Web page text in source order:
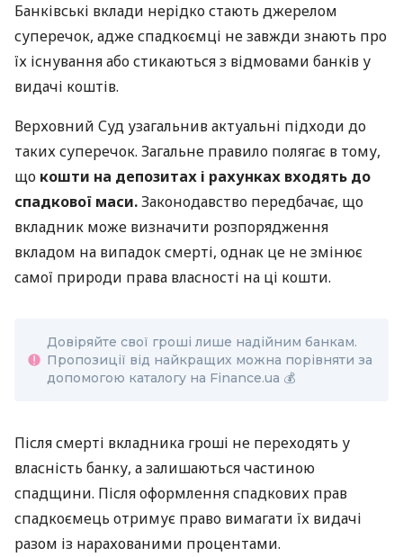
Банківські вклади нерідко стають джерелом
суперечок, адже спадкоємці не завжди знають про
їх існування або стикаються з відмовами банків у
видачі коштів.
Верховний Суд узагальнив актуальні підходи до
таких суперечок. Загальне правило полягає в тому,
що кошти на депозитах і рахунках входять до
спадкової маси.Законодавство передбачає, що
вкладник може визначити розпорядження
вкладом на випадок смерті, однак це не змінює
самої природи права власності на ці кошти.
Довіряйте свої гроші лише надійним банкам.
Пропозиції від найкращих можна порівняти за
допомогою каталогу на Finance.ua 💰
Після смерті вкладника гроші не переходять у
власність банку, а залишаються частиною
спадщини. Після оформлення спадкових прав
спадкоємець отримує право вимагати їх видачі
разом із нарахованими процентами.